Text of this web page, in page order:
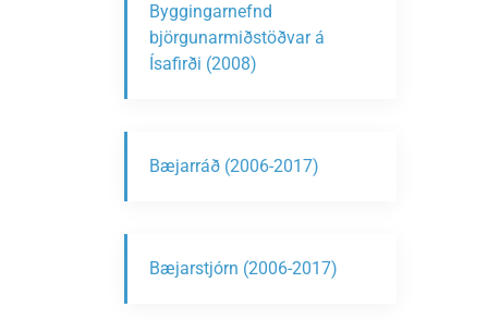
Byggingarnefnd
björgunarmiðstöðvar á
Ísafirði (2008)
Bæjarráð (2006-2017)
Bæjarstjórn (2006-2017)